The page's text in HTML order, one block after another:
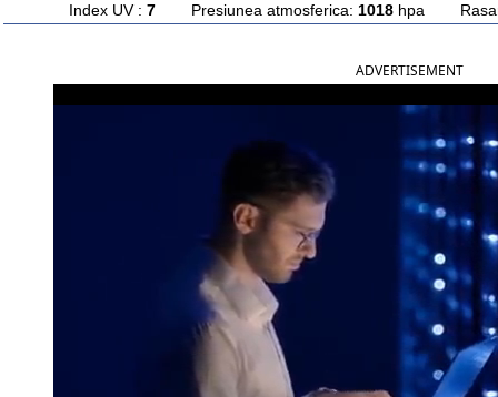
Index UV : 7Presiunea atmosferica: 1018hpa
ADVERTISEMENT